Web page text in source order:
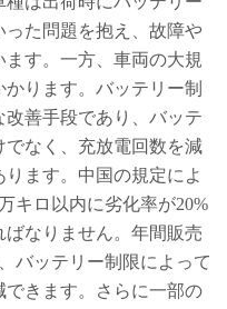
た問題を抱え、故障や
す。一方、車両の大規
ります。バッテリー制
善手段であり、バッテ
でなく、充放電回数を減
ます。中国の規定によ
キロ以内に劣化率が20%
なりません。年間販売
バッテリー制限によって
きます。さらに一部の